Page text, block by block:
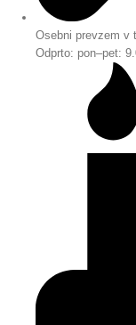
Osebni prevzem v
Odprto: pon–pet: